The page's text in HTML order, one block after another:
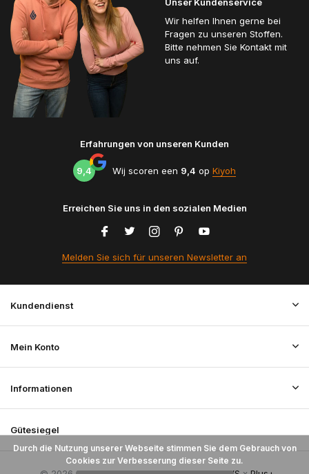
Wir helfen Ihnen gerne bei
Fragen zu unseren Stoffen.
Bitte nehmen Sie Kontakt mit
uns auf.
Erfahrungen von unseren Kunden
9,4 Wij scoren een 9,4 op Kiyoh
Erreichen Sie uns in den sozialen Medien
Melden Sie sich für unseren Newsletter an
Kundendienst
Mein Konto
Informationen
Gütesiegel
Durch die Nutzung unserer Webseite stimmen Sie dem Gebrauch von
Cookies zur Verbesserung dieser Seite zu.